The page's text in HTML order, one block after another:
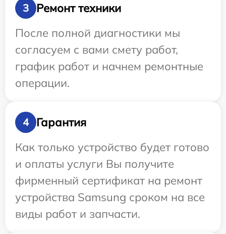
3
Ремонт техники
После полной диагностики мы
согласуем с вами смету работ,
график работ и начнем ремонтные
операции.
4
Гарантия
Как только устройство будет готово
и оплаты услуги Вы получите
фирменный сертификат на ремонт
устройства Samsung сроком на все
виды работ и запчасти.